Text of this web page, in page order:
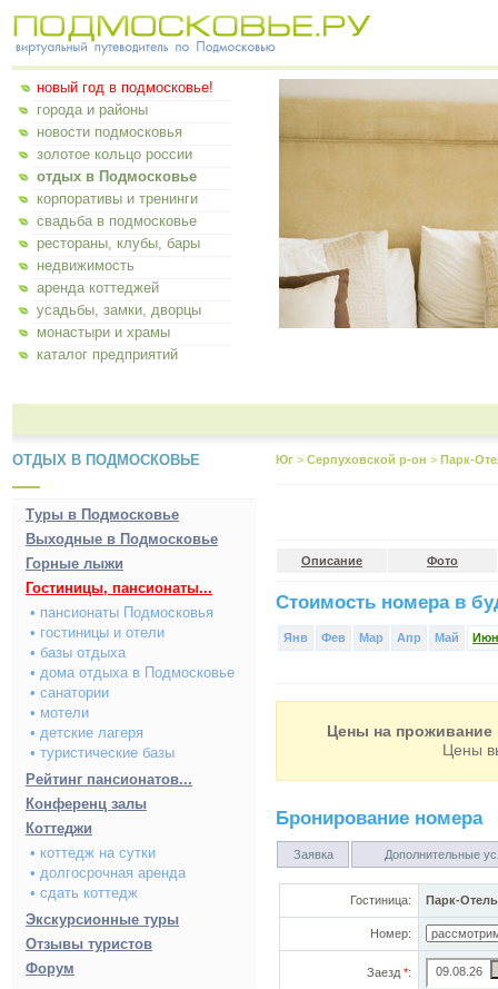
новый год в подмосковье!
города и районы
новости подмосковья
золотое кольцо россии
отдых в Подмосковье
корпоративы и тренинги
свадьба в подмосковье
рестораны, клубы, бары
недвижимость
аренда коттеджей
усадьбы, замки, дворцы
монастыри и храмы
каталог предприятий
ОТДЫХ В ПОДМОСКОВЬЕ
Туры в Подмосковье
Выходные в Подмосковье
Горные лыжи
Гостиницы, пансионаты...
• пансионаты Подмосковья
• гостиницы и отели
• базы отдыха
• дома отдыха в Подмосковье
• санатории
• мотели
• детские лагеря
• туристические базы
Рейтинг пансионатов...
Конференц залы
Коттеджи
• коттедж на сутки
• долгосрочная аренда
• сдать коттедж
Экскурсионные туры
Отзывы туристов
Форум
Юг > Серпуховской р-он > Парк-
Описание Фото
Стоимость номера в
Янв Фев Мар Апр Май Июн
Цены на проживание
Цены
Бронирование номера
Заявка Дополнительные
Гостиница: Парк-
Номер:
Заезд *: